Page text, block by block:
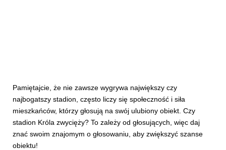
Pamiętajcie, że nie zawsze wygrywa największy czy
najbogatszy stadion, często liczy się społeczność i siła
mieszkańców, którzy głosują na swój ulubiony obiekt. Czy
stadion Króla zwycięży? To zależy od głosujących, więc daj
znać swoim znajomym o głosowaniu, aby zwiększyć szanse
obiektu!